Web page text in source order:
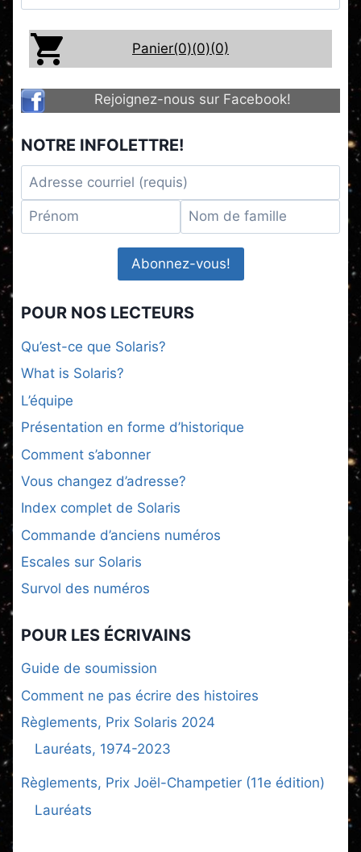
Panier(0)(0)(0)
Rejoignez-nous sur Facebook!
NOTRE INFOLETTRE!
POUR NOS LECTEURS
Qu’est-ce que Solaris?
What is Solaris?
L’équipe
Présentation en forme d’historique
Comment s’abonner
Vous changez d’adresse?
Index complet de Solaris
Commande d’anciens numéros
Escales sur Solaris
Survol des numéros
POUR LES ÉCRIVAINS
Guide de soumission
Comment ne pas écrire des histoires
Règlements, Prix Solaris 2024
Lauréats, 1974-2023
Règlements, Prix Joël-Champetier (11e édition)
Lauréats